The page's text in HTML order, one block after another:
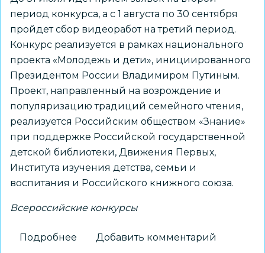
период конкурса, а с 1 августа по 30 сентября
пройдет сбор видеоработ на третий период.
Конкурс реализуется в рамках национального
проекта «Молодежь и дети», инициированного
Президентом России Владимиром Путиным.
Проект, направленный на возрождение и
популяризацию традиций семейного чтения,
реализуется Российским обществом «Знание»
при поддержке Российской государственной
детской библиотеки, Движения Первых,
Института изучения детства, семьи и
воспитания и Российского книжного союза.
Всероссийские конкурсы
Подробнее Добавить комментарий